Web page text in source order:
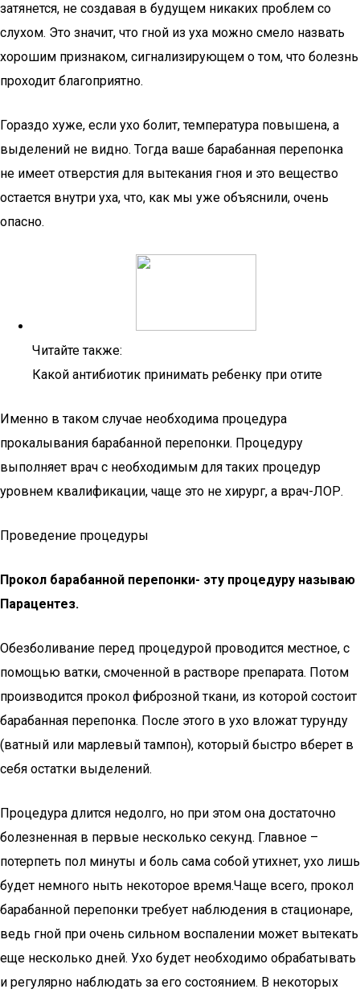
затянется, не создавая в будущем никаких проблем со
слухом. Это значит, что гной из уха можно смело назвать
хорошим признаком, сигнализирующем о том, что болезнь
проходит благоприятно.
Гораздо хуже, если ухо болит, температура повышена, а
выделений не видно. Тогда ваше барабанная перепонка
не имеет отверстия для вытекания гноя и это вещество
остается внутри уха, что, как мы уже объяснили, очень
опасно.
Читайте также:
Какой антибиотик принимать ребенку при отите
Именно в таком случае необходима процедура
прокалывания барабанной перепонки. Процедуру
выполняет врач с необходимым для таких процедур
уровнем квалификации, чаще это не хирург, а врач-ЛОР.
Проведение процедуры
Прокол барабанной перепонки- эту процедуру называю
Парацентез.
Обезболивание перед процедурой проводится местное, с
помощью ватки, смоченной в растворе препарата. Потом
производится прокол фиброзной ткани, из которой состоит
барабанная перепонка. После этого в ухо вложат турунду
(ватный или марлевый тампон), который быстро вберет в
себя остатки выделений.
Процедура длится недолго, но при этом она достаточно
болезненная в первые несколько секунд. Главное –
потерпеть пол минуты и боль сама собой утихнет, ухо лишь
будет немного ныть некоторое время.Чаще всего, прокол
барабанной перепонки требует наблюдения в стационаре,
ведь гной при очень сильном воспалении может вытекать
еще несколько дней. Ухо будет необходимо обрабатывать
и регулярно наблюдать за его состоянием. В некоторых